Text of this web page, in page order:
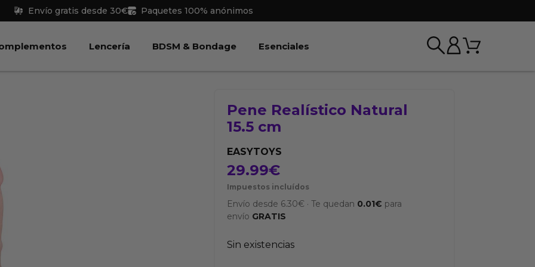
Envío gratis desde 30€ Paquetes 100% anónimos
Juguetes Abrir Complementos
Lencería Abrir Lencería
BDSM & Bondage Abrir BDSM & Bondage
Esenciales Carrito
Pene Realístico Natural
15.5 cm
EASYTOYS
29.99€
Impuestos incluídos
Envío desde 6.30€ ·Te quedan 0.01€ para
envío GRATIS
Sin existencias